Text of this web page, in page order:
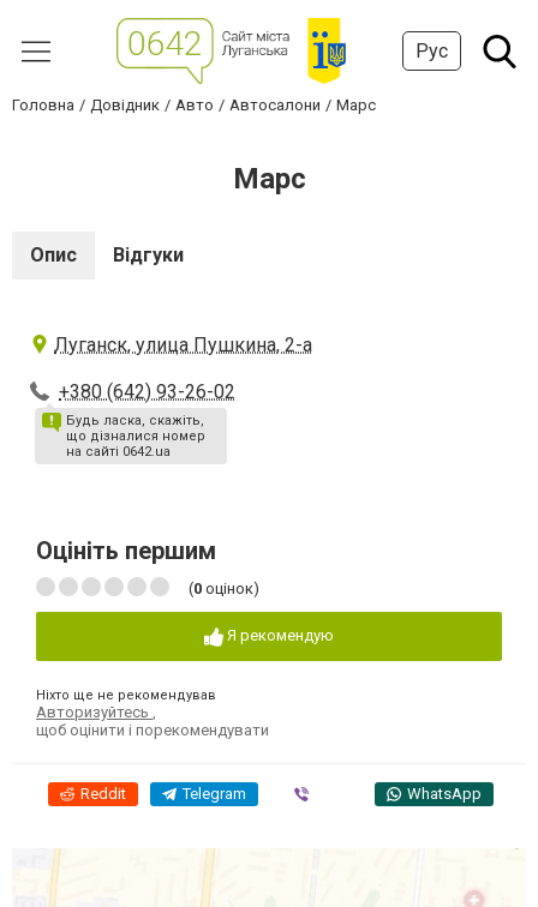
Рус
Головна Довідник Авто Автосалони Марс
Марс
Опис Відгуки
Луганск, улица Пушкина, 2-а
+380 (642) 93-26-02
Будь ласка, скажіть,
що дізналися номер
на сайті 0642.ua
Оцініть першим
(0 оцінок)
Я рекомендую
Ніхто ще не рекомендував
Авторизуйтесь
щоб оцінити і порекомендувати
Reddit Telegram WhatsApp